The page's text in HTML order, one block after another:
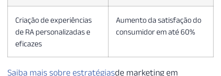
Criação de experiências
de RA personalizadas e
eficazes
Aumento da satisfação do
consumidor em até 60%
Saiba mais sobre estratégiasde marketing em